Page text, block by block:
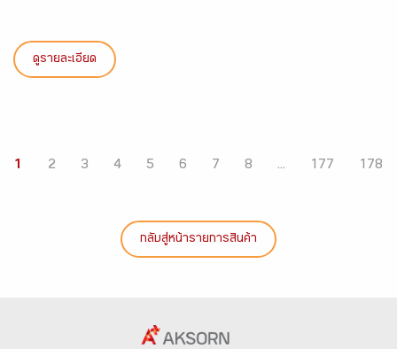
ดูรายละเอียด
1 2 3 4 5 6 7 8 ... 177 178
กลับสู่หน้ารายการสินค้า